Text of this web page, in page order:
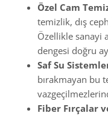
Özel Cam
temizlik, dış
Özellikle sanayi
dengesi doğru
Saf Su
bırakmayan bu
Fiber Fırçalar